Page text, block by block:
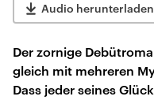
Audio herunterladen
Der zornige
gleich mit mehreren
Dass jeder seines